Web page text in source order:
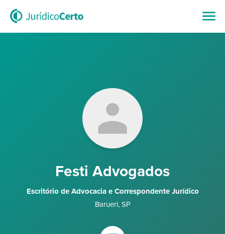
Festi Advogados
Escritório de Advocacia e Correspondente Jurídico
Barueri, SP